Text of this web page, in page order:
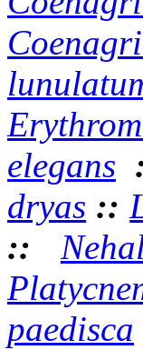
elegans
dryas ::
::
paedisca